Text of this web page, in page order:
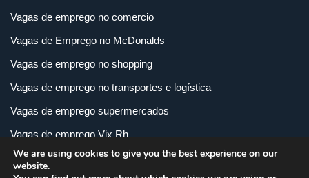
Vagas de emprego no comercio
Vagas de Emprego no McDonalds
Vagas de emprego no shopping
Vagas de emprego no transportes e logística
Vagas de emprego supermercados
Vagas de emprego Vix Rh
Vagas de empregos em imobiliária
We are using cookies to give you the best experience on our
website.